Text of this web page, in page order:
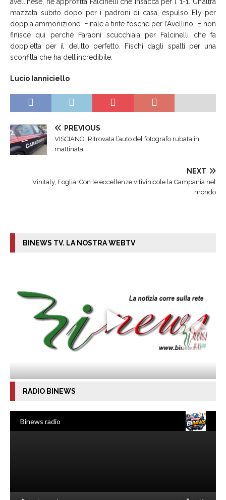
mazzata subito dopo per i padroni di casa, espulso Ely per
doppia ammonizione. Finale a tinte fosche per l’Avellino. E non
finisce qui perché Faraoni scucchiaia per Falcinelli che fa
doppietta per il delitto perfetto. Fischi dagli spalti per una
sconfitta che ha dell’incredibile.
Lucio Ianniciello
PREVIOUS
VISCIANO. Ritrovata l’auto del fotografo rubata in
mattinata
NEXT
Vinitaly, Foglia: Con le eccellenze vitivinicole la Campania nel
mondo
BINEWS TV. LA NOSTRA WEBTV
RADIO BINEWS